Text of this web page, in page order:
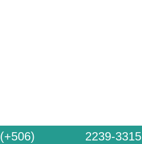
(+506) 2239-3315